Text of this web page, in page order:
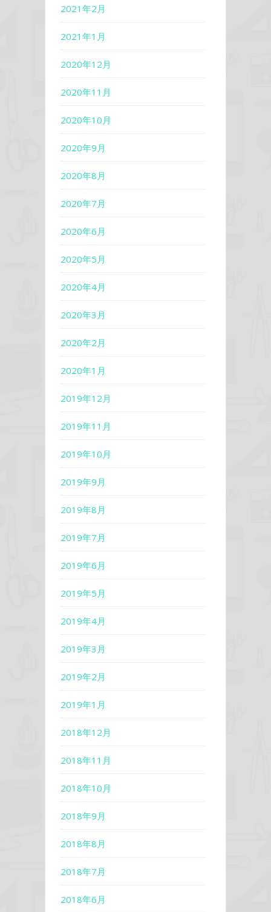
2021年2月
2021年1月
2020年12月
2020年11月
2020年10月
2020年9月
2020年8月
2020年7月
2020年6月
2020年5月
2020年4月
2020年3月
2020年2月
2020年1月
2019年12月
2019年11月
2019年10月
2019年9月
2019年8月
2019年7月
2019年6月
2019年5月
2019年4月
2019年3月
2019年2月
2019年1月
2018年12月
2018年11月
2018年10月
2018年9月
2018年8月
2018年7月
2018年6月